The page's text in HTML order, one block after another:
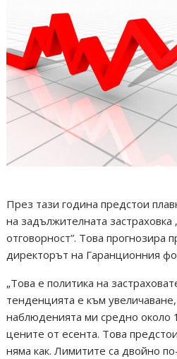
През тази година предстои
на задължителната застраховка
отговорност”. Това прогнозира
директорът на Гаранционния
„Това е политика на
тенденцията е към
наблюденията ми средно около
цените от есента. Това
няма как. Лимитите са двойно